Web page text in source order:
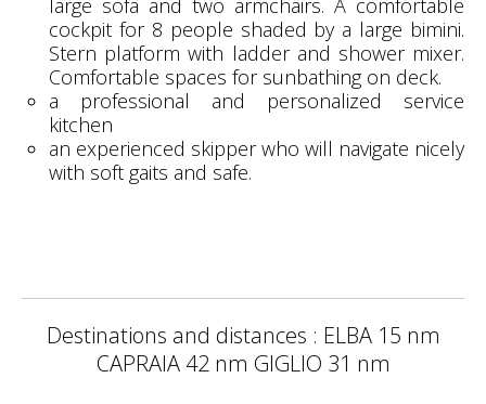
large sofa and two armchairs. A comfortable
cockpit for 8 people shaded by a large bimini.
Stern platform with ladder and shower mixer.
Comfortable spaces for sunbathing on deck.
a professional and personalized service
kitchen
an experienced skipper who will navigate nicely
with soft gaits and safe.
Destinations and distances : ELBA 15 nm
CAPRAIA 42 nm GIGLIO 31 nm